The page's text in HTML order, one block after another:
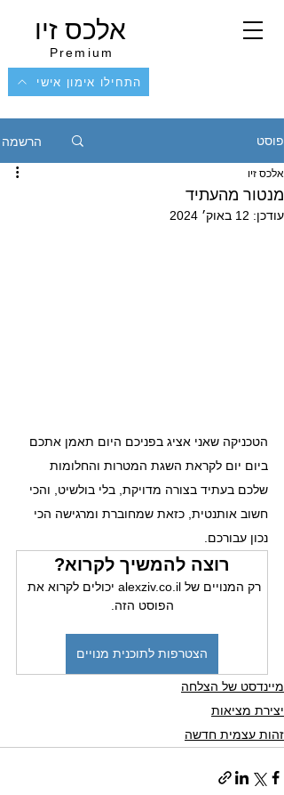
אלכס זיו
Premium
התחילו אימון אישי
פוסט הרשמה
מנטור מהעתיד
אלכס זיו
עודכן: 12 באוק׳ 2024
הטכניקה שאני אציג בפניכם היום תאמן אתכם
ביום יום לקראת השגת המטרות והחלומות
שלכם בעתיד בצורה מדויקת, בלי בולשיט, והכי
חשוב אותנטית, כזאת שמחוברת ומרגישה הכי
נכון עבורכם.
רוצה להמשיך לקרוא?
רק המנויים של alexziv.co.il יכולים לקרוא את
הפוסט הזה.
הצטרפות לתוכנית מנויים
מיינדסט של הצלחה
יצירת מציאות
זהות עצמית חדשה